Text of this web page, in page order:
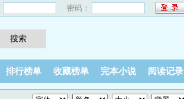
密码：
排行榜单 收藏榜单 完本小说 阅读记录